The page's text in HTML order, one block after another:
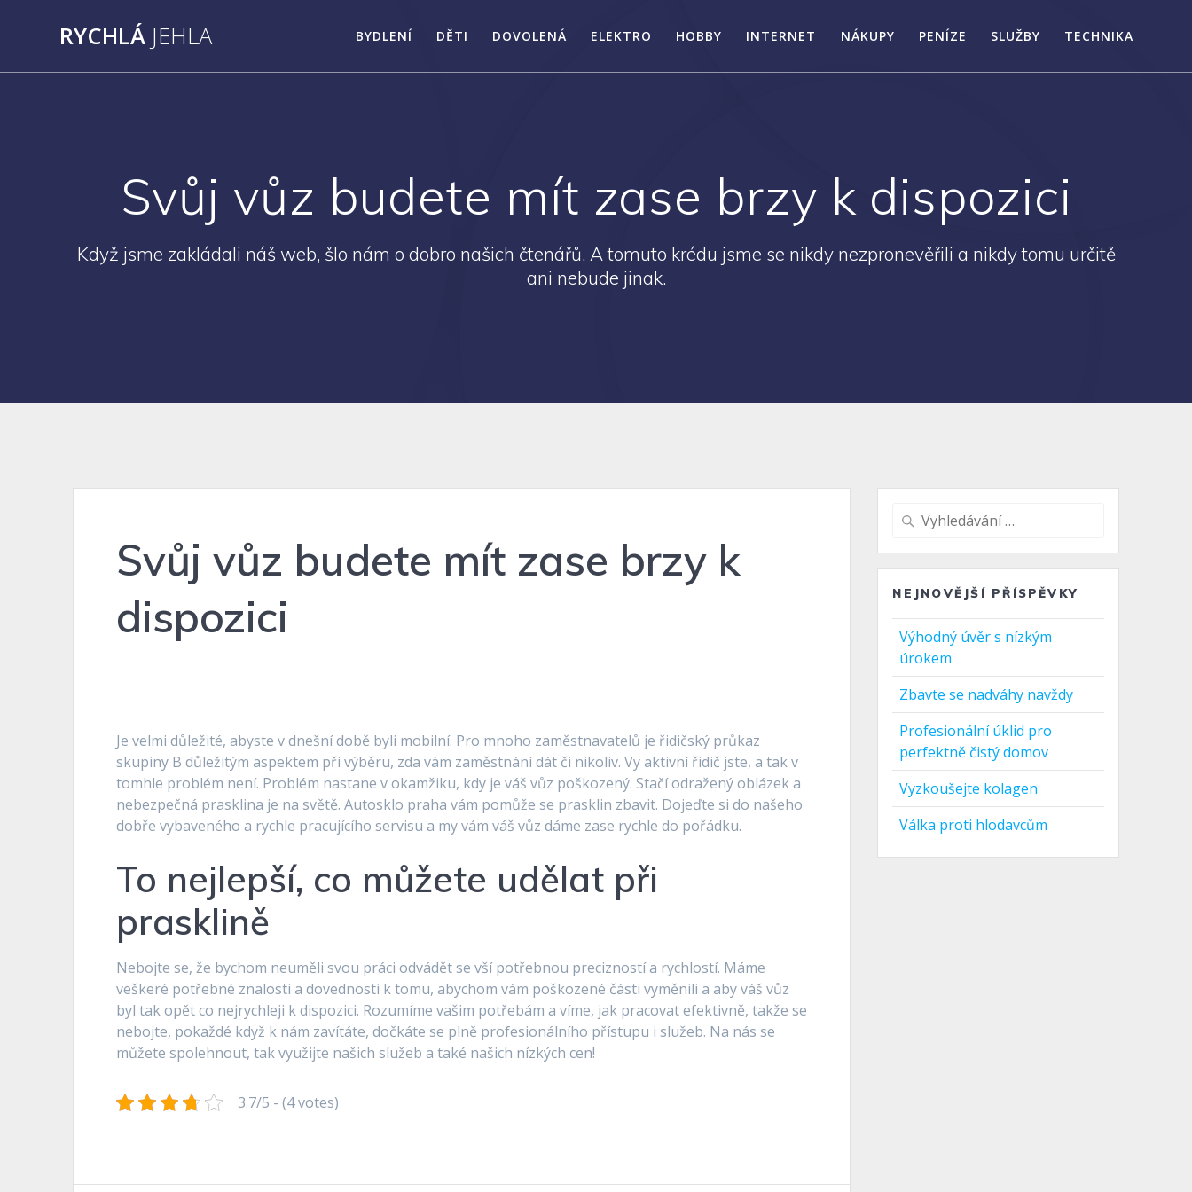
RYCHLÁ JEHLA BYDLENÍ DĚTI DOVOLENÁ ELEKTRO HOBBY INTERNET NÁKUPY PENÍZE SLUŽBY TECHNIKA
Svůj vůz budete mít zase brzy k dispozici
Když jsme zakládali náš web, šlo nám o dobro našich čtenářů. A tomuto krédu jsme se nikdy nezpronevěřili a nikdy tomu určitě
ani nebude jinak.
Svůj vůz budete mít zase brzy k
dispozici
Je velmi důležité, abyste v dnešní době byli mobilní. Pro mnoho zaměstnavatelů je řidičský průkaz
skupiny B důležitým aspektem při výběru, zda vám zaměstnání dát či nikoliv. Vy aktivní řidič jste, a tak v
tomhle problém není. Problém nastane v okamžiku, kdy je váš vůz poškozený. Stačí odražený oblázek a
nebezpečná prasklina je na světě.Autosklo praha vám pomůže se prasklin zbavit. Dojeďte si do našeho
dobře vybaveného a rychle pracujícího servisu a my vám váš vůz dáme zase rychle do pořádku.
To nejlepší, co můžete udělat při
prasklině
Nebojte se, že bychom neuměli svou práci odvádět se vší potřebnou precizností a rychlostí. Máme
veškeré potřebné znalosti a dovednosti k tomu, abychom vám poškozené části vyměnili a aby váš vůz
byl tak opět co nejrychleji k dispozici. Rozumíme vašim potřebám a víme, jak pracovat efektivně, takže se
nebojte, pokaždé když k nám zavítáte, dočkáte se plně profesionálního přístupu i služeb. Na nás se
můžete spolehnout, tak využijte našich služeb a také našich nízkých cen!
3.7/5 - (4 votes)
Vyhledat:
NEJNOVĚJŠÍ PŘÍSPĚVKY
Výhodný úvěr s nízkým
úrokem
Zbavte se nadváhy navždy
Profesionální úklid pro
perfektně čistý domov
Vyzkoušejte kolagen
Válka proti hlodavcům